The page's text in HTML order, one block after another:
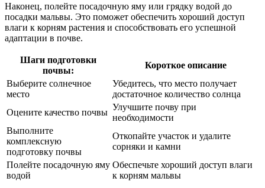
Наконец, полейте посадочную яму или грядку водой до
посадки мальвы. Это поможет обеспечить хороший доступ
влаги к корням растения и способствовать его успешной
адаптации в почве.
Шаги подготовки
почвы:
Короткое описание
Выберите солнечное
место
Убедитесь, что место получает
достаточное количество солнца
Оцените качество почвы
Улучшите почву при
необходимости
Выполните
комплексную
подготовку почвы
Откопайте участок и удалите
сорняки и камни
Полейте посадочную яму
водой
Обеспечьте хороший доступ влаги
к корням мальвы